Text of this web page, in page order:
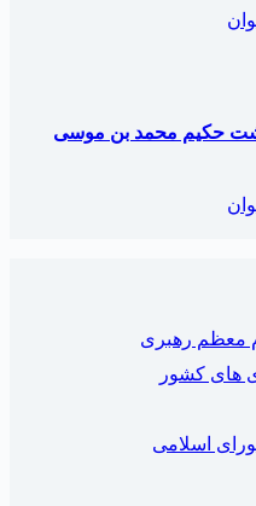
حکیم محمد بن موسی
معظم رهبری
های کشور
اسلامی